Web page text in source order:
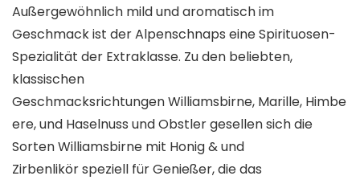
Außergewöhnlich mild und aromatisch im
Geschmack ist der Alpenschnaps eine Spirituosen-
Spezialität der Extraklasse. Zu den beliebten,
klassischen
Geschmacksrichtungen Williamsbirne, Marille, Himbe
ere, und Haselnuss und Obstler gesellen sich die
Sorten Williamsbirne mit Honig & und
Zirbenlikör speziell für Genießer, die das